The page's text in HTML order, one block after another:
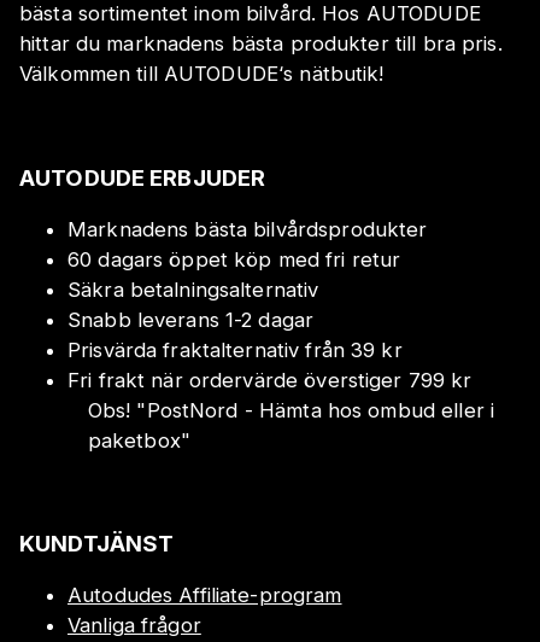
bästa sortimentet inom bilvård. Hos AUTODUDE
hittar du marknadens bästa produkter till bra pris.
Välkommen till AUTODUDE‘s nätbutik!
AUTODUDE ERBJUDER
Marknadens bästa bilvårdsprodukter
60 dagars öppet köp med fri retur
Säkra betalningsalternativ
Snabb leverans 1-2 dagar
Prisvärda fraktalternativ från 39 kr
Fri frakt när ordervärde överstiger 799 kr
Obs! "PostNord - Hämta hos ombud eller i
paketbox"
KUNDTJÄNST
Autodudes Affiliate-program
Vanliga frågor